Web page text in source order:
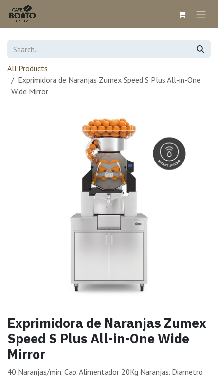
Skip to Content
All Products
Exprimidora de Naranjas Zumex Speed S Plus All-in-One
Wide Mirror
Exprimidora de Naranjas Zumex
Speed S Plus All-in-One Wide
Mirror
40 Naranjas/min. Cap. Alimentador 20Kg Naranjas. Diametro